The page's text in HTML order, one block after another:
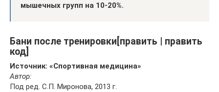
мышечных групп на 10-20%.
Бани после тренировки[править | править
код]
Источник: «Спортивная медицина»
Автор:
Под ред. С.П. Миронова, 2013 г.